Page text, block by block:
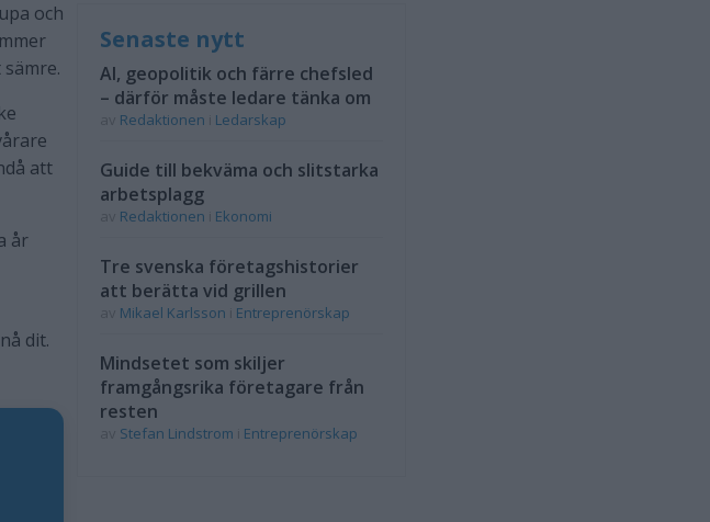
och
att
år
dit.
Senaste nytt
AI, geopolitik och färre chefsled
– därför måste ledare tänka om
Redaktionen Ledarskap
Guide till bekväma och slitstarka
arbetsplagg
Redaktionen Ekonomi
Tre svenska företagshistorier
att berätta vid grillen
Mikael Karlsson Entreprenörskap
Mindsetet som skiljer
framgångsrika företagare från
resten
Stefan Lindstrom Entreprenörskap